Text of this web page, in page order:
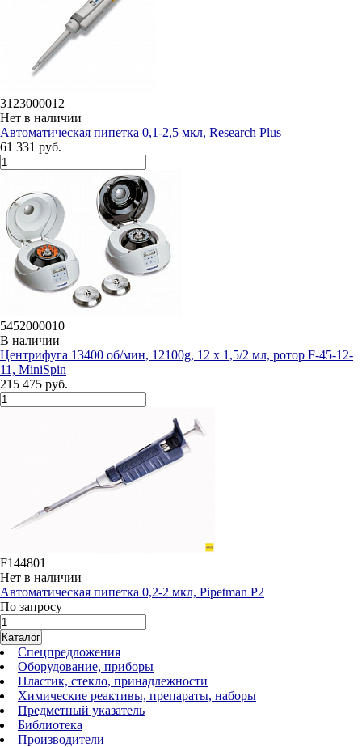
3123000012
Нет в наличии
Автоматическая пипетка 0,1-2,5 мкл, Research Plus
61 331 руб.
5452000010
В наличии
Центрифуга 13400 об/мин, 12100g, 12 х 1,5/2 мл, ротор F-45-12-
11, MiniSpin
215 475 руб.
F144801
Нет в наличии
Автоматическая пипетка 0,2-2 мкл, Pipetman P2
По запросу
Каталог
Спецпредложения
Оборудование, приборы
Пластик, стекло, принадлежности
Химические реактивы, препараты, наборы
Предметный указатель
Библиотека
Производители